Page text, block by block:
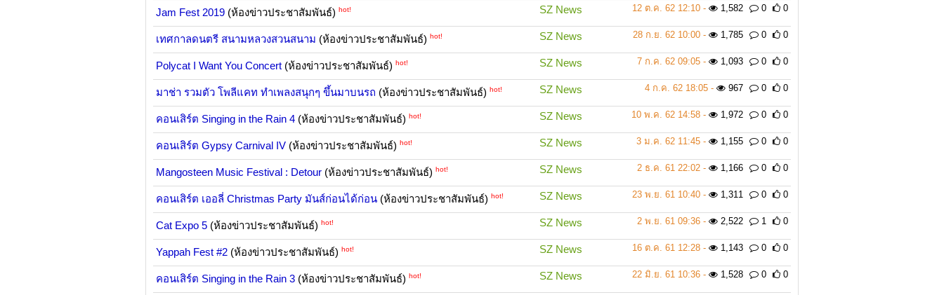
Jam Fest 2019 (ห้องข่าวประชาสัมพันธ์) hot! SZ News 12 ต.ค. 62 12:10 - 1,582 0 0
เทศกาลดนตรี สนามหลวงสวนสนาม (ห้องข่าวประชาสัมพันธ์) hot! SZ News 28 ก.ย. 62 10:00 - 1,785 0 0
Polycat I Want You Concert (ห้องข่าวประชาสัมพันธ์) hot! SZ News 7 ก.ค. 62 09:05 - 1,093 0 0
มาช่า รวมตัว โพลีแคท ทำเพลงสนุกๆ ขึ้นมาบนรถ (ห้องข่าวประชาสัมพันธ์) hot! SZ News 4 ก.ค. 62 18:05 - 967 0 0
คอนเสิร์ต Singing in the Rain 4 (ห้องข่าวประชาสัมพันธ์) hot! SZ News 10 พ.ค. 62 14:58 - 1,972 0 0
คอนเสิร์ต Gypsy Carnival IV (ห้องข่าวประชาสัมพันธ์) hot! SZ News 3 ม.ค. 62 11:45 - 1,155 0 0
Mangosteen Music Festival : Detour (ห้องข่าวประชาสัมพันธ์) hot! SZ News 2 ธ.ค. 61 22:02 - 1,166 0 0
คอนเสิร์ต เออลี่ Christmas Party มันส์ก่อนได้ก่อน (ห้องข่าวประชาสัมพันธ์) hot! SZ News 23 พ.ย. 61 10:40 - 1,311 0 0
Cat Expo 5 (ห้องข่าวประชาสัมพันธ์) hot! SZ News 2 พ.ย. 61 09:36 - 2,522 1 0
Yappah Fest #2 (ห้องข่าวประชาสัมพันธ์) hot! SZ News 16 ต.ค. 61 12:28 - 1,143 0 0
คอนเสิร์ต Singing in the Rain 3 (ห้องข่าวประชาสัมพันธ์) hot! SZ News 22 มิ.ย. 61 10:36 - 1,528 0 0